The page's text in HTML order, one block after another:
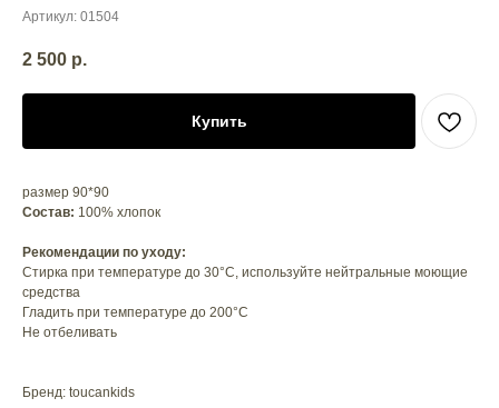
Артикул: 01504
2 500 р.
Купить
размер 90*90
Состав: 100% хлопок
Рекомендации по уходу:
Стирка при температуре до 30°C, используйте нейтральные моющие
средства
Гладить при температуре до 200°C
Не отбеливать
Бренд: toucankids